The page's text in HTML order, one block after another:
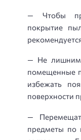
— Чтобы
покрытие
— Не
помещенные
избежать
поверхности
—
предметы по